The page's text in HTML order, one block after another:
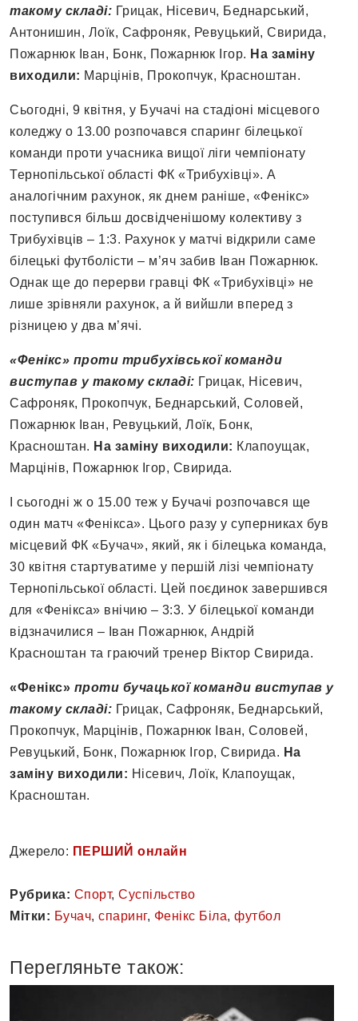
такому складі: Грицак, Нісевич, Беднарський,
Антонишин, Лоїк, Сафроняк, Ревуцький, Свирида,
Пожарнюк Іван, Бонк, Пожарнюк Ігор. На заміну
виходили: Марцінів, Прокопчук, Красноштан.
Сьогодні, 9 квітня, у Бучачі на стадіоні місцевого
коледжу о 13.00 розпочався спаринг білецької
команди проти учасника вищої ліги чемпіонату
Тернопільської області ФК «Трибухівці». А
аналогічним рахунок, як днем раніше, «Фенікс»
поступився більш досвідченішому колективу з
Трибухівців – 1:3. Рахунок у матчі відкрили саме
білецькі футболісти – м’яч забив Іван Пожарнюк.
Однак ще до перерви гравці ФК «Трибухівці» не
лише зрівняли рахунок, а й вийшли вперед з
різницею у два м’ячі.
«Фенікс» проти трибухівської команди
виступав у такому складі: Грицак, Нісевич,
Сафроняк, Прокопчук, Беднарський, Соловей,
Пожарнюк Іван, Ревуцький, Лоїк, Бонк,
Красноштан. На заміну виходили: Клапоущак,
Марцінів, Пожарнюк Ігор, Свирида.
І сьогодні ж о 15.00 теж у Бучачі розпочався ще
один матч «Фенікса». Цього разу у суперниках був
місцевий ФК «Бучач», який, як і білецька команда,
30 квітня стартуватиме у першій лізі чемпіонату
Тернопільської області. Цей поєдинок завершився
для «Фенікса» внічию – 3:3. У білецької команди
відзначилися – Іван Пожарнюк, Андрій
Красноштан та граючий тренер Віктор Свирида.
«Фенікс» проти бучацької команди виступав у
такому складі: Грицак, Сафроняк, Беднарський,
Прокопчук, Марцінів, Пожарнюк Іван, Соловей,
Ревуцький, Бонк, Пожарнюк Ігор, Свирида. На
заміну виходили: Нісевич, Лоїк, Клапоущак,
Красноштан.
Джерело: ПЕРШИЙ онлайн
Рубрика: Спорт, Суспільство
Мітки: Бучач, спаринг, Фенікс Біла, футбол
Перегляньте також: